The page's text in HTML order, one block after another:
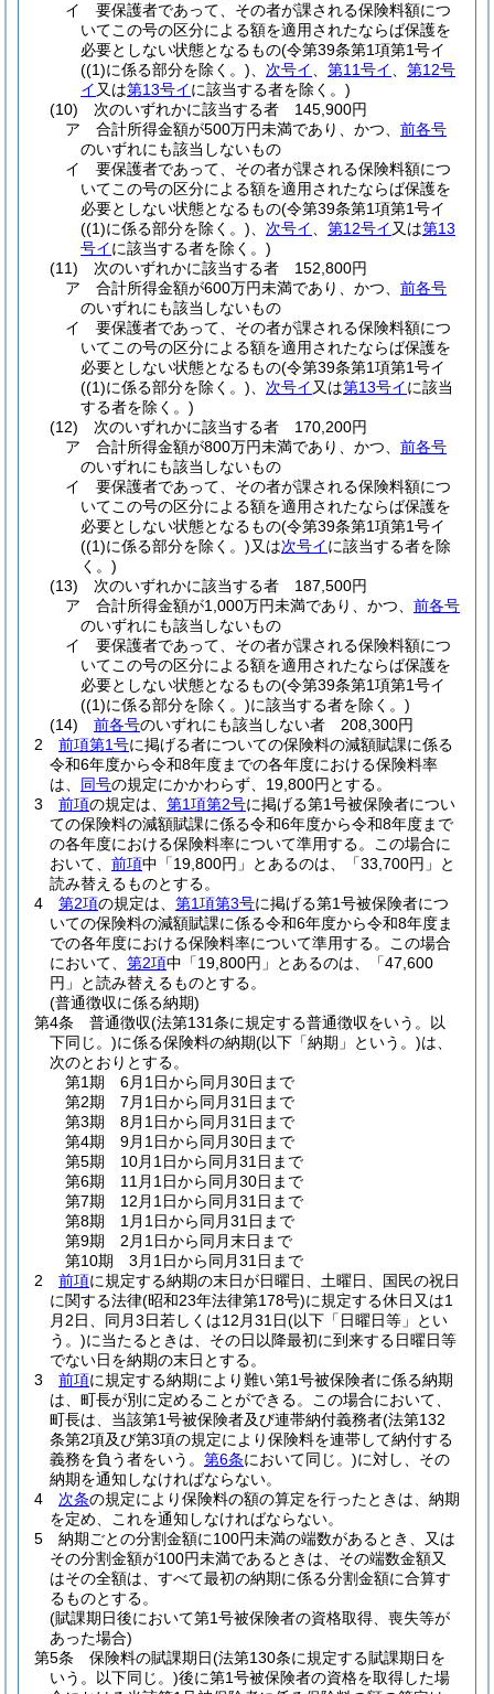
イ
要保護者であって、その者が課される保険料額につ
いてこの号の区分による額を適用されたならば保護を
必要としない状態となるもの(令第39条第1項第1号イ
((1)に係る部分を除く。) 次号イ 第11号イ
第12号
イ 又は第13号イに該当する者を除く。)
(10)
次のいずれかに該当する者 145,900円
ア
合計所得金額が500万円未満であり、かつ、 前各号
のいずれにも該当しないもの
イ
要保護者であって、その者が課される保険料額につ
いてこの号の区分による額を適用されたならば保護を
必要としない状態となるもの(令第39条第1項第1号イ
((1)に係る部分を除く。) 次号イ 第12号イ 又は第13
号イに該当する者を除く。)
(11)
次のいずれかに該当する者 152,800円
ア
合計所得金額が600万円未満であり、かつ、 前各号
のいずれにも該当しないもの
イ
要保護者であって、その者が課される保険料額につ
いてこの号の区分による額を適用されたならば保護を
必要としない状態となるもの(令第39条第1項第1号イ
((1)に係る部分を除く。) 次号イ 又は第13号イに該当
する者を除く。)
(12)
次のいずれかに該当する者 170,200円
ア
合計所得金額が800万円未満であり、かつ、 前各号
のいずれにも該当しないもの
イ
要保護者であって、その者が課される保険料額につ
いてこの号の区分による額を適用されたならば保護を
必要としない状態となるもの(令第39条第1項第1号イ
((1)に係る部分を除く。)又は次号イに該当する者を除
く。)
(13)
次のいずれかに該当する者 187,500円
ア
合計所得金額が1,000万円未満であり、かつ、 前各号
のいずれにも該当しないもの
イ
要保護者であって、その者が課される保険料額につ
いてこの号の区分による額を適用されたならば保護を
必要としない状態となるもの(令第39条第1項第1号イ
((1)に係る部分を除く。)に該当する者を除く。)
(14)
前各号のいずれにも該当しない者 208,300円
2
前項第1号に掲げる者についての保険料の減額賦課に係る
令和6年度から令和8年度までの各年度における保険料率
は、 同号の規定にかかわらず、19,800円とする。
3
前項の規定は、 第1項第2号に掲げる第1号被保険者につい
ての保険料の減額賦課に係る令和6年度から令和8年度まで
の各年度における保険料率について準用する。
この場合に
おいて、 前項中「19,800円」とあるのは、「33,700円」と
読み替えるものとする。
4
第2項の規定は、 第1項第3号に掲げる第1号被保険者につ
いての保険料の減額賦課に係る令和6年度から令和8年度ま
での各年度における保険料率について準用する。
この場合
において、 第2項中「19,800円」とあるのは、「47,600
円」と読み替えるものとする。
(普通徴収に係る納期)
第4条
普通徴収(法第131条に規定する普通徴収をいう。以
下同じ。)に係る保険料の納期(以下「納期」という。)は、
次のとおりとする。
第1期 6月1日から同月30日まで
第2期 7月1日から同月31日まで
第3期 8月1日から同月31日まで
第4期 9月1日から同月30日まで
第5期 10月1日から同月31日まで
第6期 11月1日から同月30日まで
第7期 12月1日から同月31日まで
第8期 1月1日から同月31日まで
第9期 2月1日から同月末日まで
第10期 3月1日から同月31日まで
2
前項に規定する納期の末日が日曜日、土曜日、国民の祝日
に関する法律(昭和23年法律第178号)に規定する休日又は1
月2日、同月3日若しくは12月31日(以下「日曜日等」とい
う。)に当たるときは、その日以降最初に到来する日曜日等
でない日を納期の末日とする。
3
前項に規定する納期により難い第1号被保険者に係る納期
は、町長が別に定めることができる。
この場合において、
町長は、当該第1号被保険者及び連帯納付義務者(法第132
条第2項及び第3項の規定により保険料を連帯して納付する
義務を負う者をいう。 第6条において同じ。)に対し、その
納期を通知しなければならない。
4
次条の規定により保険料の額の算定を行ったときは、納期
を定め、これを通知しなければならない。
5
納期ごとの分割金額に100円未満の端数があるとき、又は
その分割金額が100円未満であるときは、その端数金額又
はその全額は、すべて最初の納期に係る分割金額に合算す
るものとする。
(賦課期日後において第1号被保険者の資格取得、喪失等が
あった場合)
第5条
保険料の賦課期日(法第130条に規定する賦課期日を
いう。以下同じ。)後に第1号被保険者の資格を取得した場